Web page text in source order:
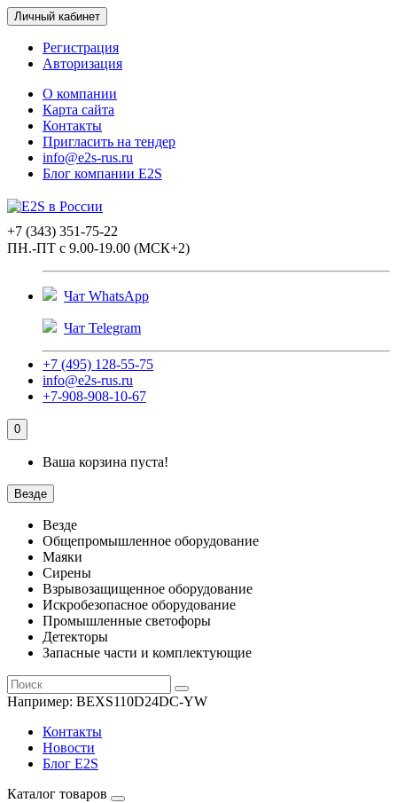
Личный кабинет
Регистрация
Авторизация
О компании
Карта сайта
Контакты
Пригласить на тендер
info@e2s-rus.ru
Блог компании E2S
+7 (343) 351-75-22
ПН.-ПТ с 9.00-19.00 (МСК+2)
Чат WhatsApp
Чат Telegram
+7 (495) 128-55-75
info@e2s-rus.ru
+7-908-908-10-67
0
Ваша корзина пуста!
Везде
Везде
Общепромышленное оборудование
Маяки
Сирены
Взрывозащищенное оборудование
Искробезопасное оборудование
Промышленные светофоры
Детекторы
Запасные части и комплектующие
Например: BEXS110D24DC-YW
Контакты
Новости
Блог E2S
Каталог товаров